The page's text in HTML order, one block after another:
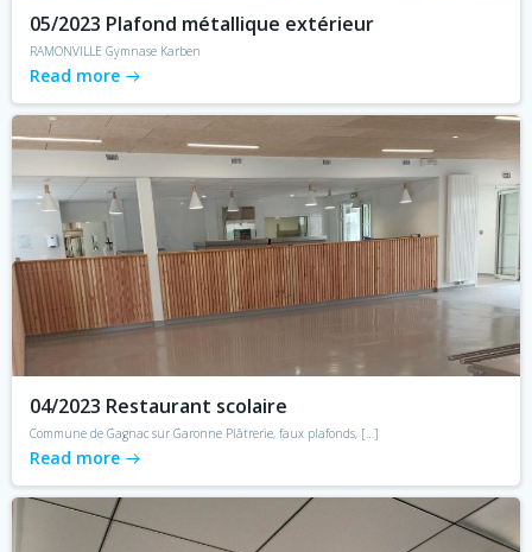
05/2023 Plafond métallique extérieur
RAMONVILLE Gymnase Karben
Read more
04/2023 Restaurant scolaire
Commune de Gagnac sur Garonne Plâtrerie, faux plafonds, […]
Read more